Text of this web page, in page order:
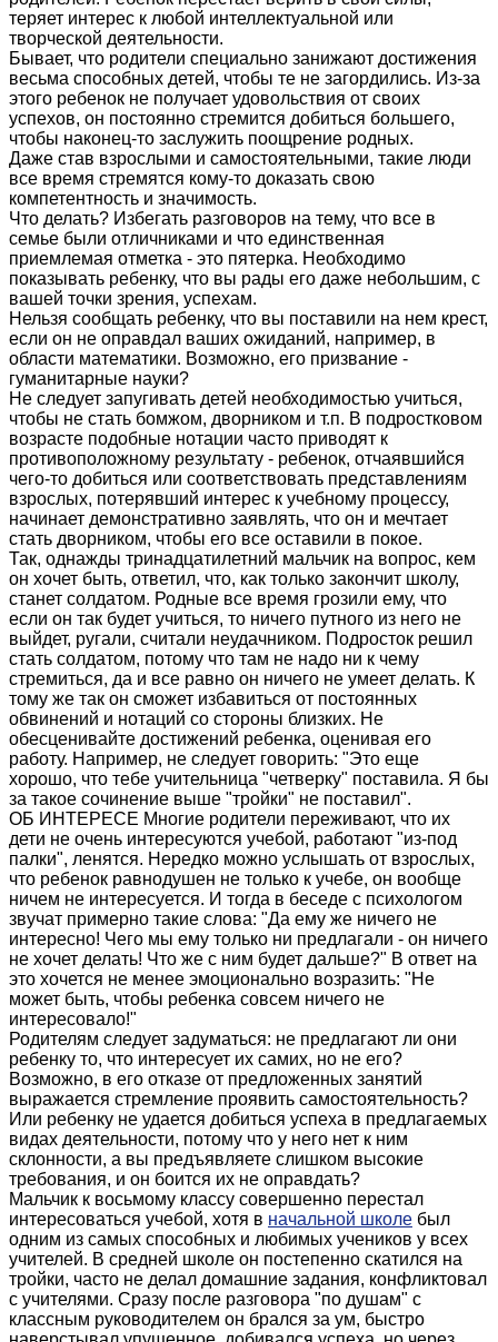
теряет интерес к любой интеллектуальной или
творческой деятельности.
Бывает, что родители специально занижают достижения
весьма способных детей, чтобы те не загордились. Из-за
этого ребенок не получает удовольствия от своих
успехов, он постоянно стремится добиться большего,
чтобы наконец-то заслужить поощрение родных.
Даже став взрослыми и самостоятельными, такие люди
все время стремятся кому-то доказать свою
компетентность и значимость.
Что делать? Избегать разговоров на тему, что все в
семье были отличниками и что единственная
приемлемая отметка - это пятерка. Необходимо
показывать ребенку, что вы рады его даже небольшим, с
вашей точки зрения, успехам.
Нельзя сообщать ребенку, что вы поставили на нем крест,
если он не оправдал ваших ожиданий, например, в
области математики. Возможно, его призвание -
гуманитарные науки?
Не следует запугивать детей необходимостью учиться,
чтобы не стать бомжом, дворником и т.п. В подростковом
возрасте подобные нотации часто приводят к
противоположному результату - ребенок, отчаявшийся
чего-то добиться или соответствовать представлениям
взрослых, потерявший интерес к учебному процессу,
начинает демонстративно заявлять, что он и мечтает
стать дворником, чтобы его все оставили в покое.
Так, однажды тринадцатилетний мальчик на вопрос, кем
он хочет быть, ответил, что, как только закончит школу,
станет солдатом. Родные все время грозили ему, что
если он так будет учиться, то ничего путного из него не
выйдет, ругали, считали неудачником. Подросток решил
стать солдатом, потому что там не надо ни к чему
стремиться, да и все равно он ничего не умеет делать. К
тому же так он сможет избавиться от постоянных
обвинений и нотаций со стороны близких. Не
обесценивайте достижений ребенка, оценивая его
работу. Например, не следует говорить: "Это еще
хорошо, что тебе учительница "четверку" поставила. Я бы
за такое сочинение выше "тройки" не поставил".
ОБ ИНТЕРЕСЕ Многие родители переживают, что их
дети не очень интересуются учебой, работают "из-под
палки", ленятся. Нередко можно услышать от взрослых,
что ребенок равнодушен не только к учебе, он вообще
ничем не интересуется. И тогда в беседе с психологом
звучат примерно такие слова: "Да ему же ничего не
интересно! Чего мы ему только ни предлагали - он ничего
не хочет делать! Что же с ним будет дальше?" В ответ на
это хочется не менее эмоционально возразить: "Не
может быть, чтобы ребенка совсем ничего не
интересовало!"
Родителям следует задуматься: не предлагают ли они
ребенку то, что интересует их самих, но не его?
Возможно, в его отказе от предложенных занятий
выражается стремление проявить самостоятельность?
Или ребенку не удается добиться успеха в предлагаемых
видах деятельности, потому что у него нет к ним
склонности, а вы предъявляете слишком высокие
требования, и он боится их не оправдать?
Мальчик к восьмому классу совершенно перестал
интересоваться учебой, хотя в начальной школе был
одним из самых способных и любимых учеников у всех
учителей. В средней школе он постепенно скатился на
тройки, часто не делал домашние задания, конфликтовал
с учителями. Сразу после разговора "по душам" с
классным руководителем он брался за ум, быстро